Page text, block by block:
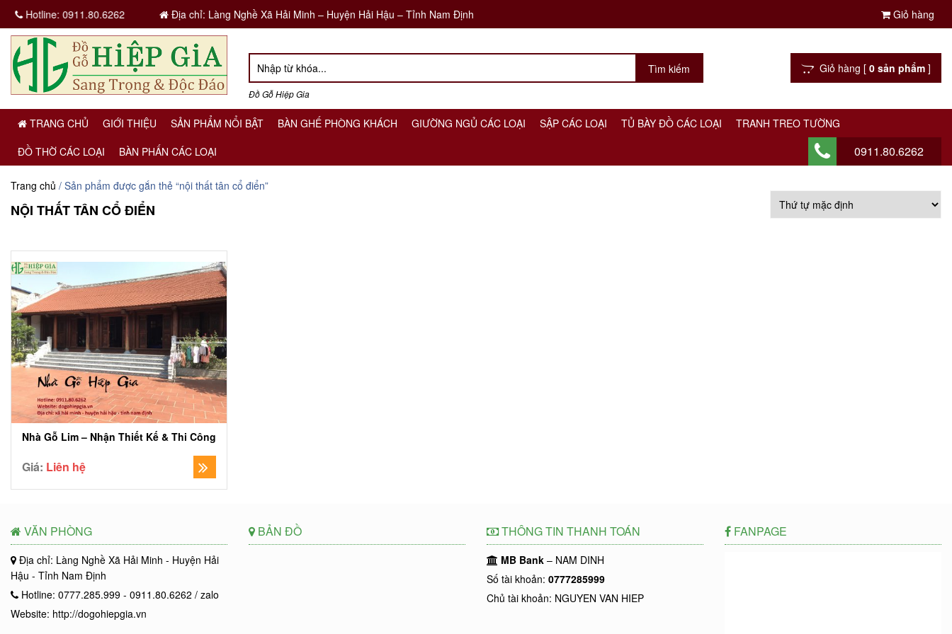
Hotline:0911.80.6262 Địa chỉ: Làng Nghề Xã Hải Minh – Huyện Hải Hậu – Tỉnh Nam Định Giỏ hàng
Đồ Gỗ Hiệp Gia
Giỏ hàng [ 0 sản phẩm ]
TRANG CHỦ GIỚI THIỆU SẢN PHẨM NỔI BẬT BÀN GHẾ PHÒNG KHÁCH GIƯỜNG NGỦ CÁC LOẠI SẬP CÁC LOẠI TỦ BÀY ĐỒ CÁC LOẠI
TRANH TREO TƯỜNG
ĐỒ THỜ CÁC LOẠI
BÀN PHẤN CÁC LOẠI 0911.80.6262
Trang chủ / Sản phẩm được gắn thẻ “nội thất tân cổ điển”
NỘI THẤT TÂN CỔ ĐIỂN
Nhà Gỗ Lim – Nhận Thiết Kế & Thi Công
Giá: Liên hệ
VĂN PHÒNG
Địa chỉ: Làng Nghề Xã Hải Minh - Huyện Hải
Hậu - Tỉnh Nam Định
Hotline: 0777.285.999 - 0911.80.6262 / zalo
Website: http://dogohiepgia.vn
BẢN ĐỒ THÔNG TIN THANH TOÁN
MB Bank – NAM DINH
Số tài khoản: 0777285999
Chủ tài khoản: NGUYEN VAN HIEP
FANPAGE